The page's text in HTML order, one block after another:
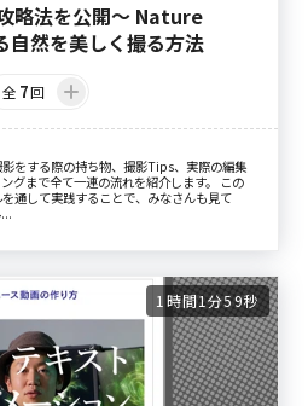
略法を公開〜 Nature
然を美しく撮る方法
全 7回
をする際の持ち物、撮影Tips、実際の編集
グまで全て一連の流れを紹介します。 この
通して実践することで、みなさんも見て
1時間1分59秒